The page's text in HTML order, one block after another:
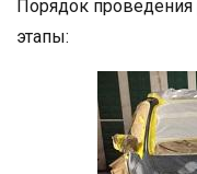
Порядок
этапы: